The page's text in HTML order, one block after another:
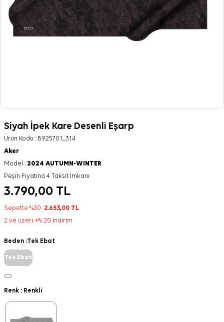
Siyah İpek Kare Desenli Eşarp
Ürün Kodu : 8925701_314
Aker
Model : 2024 AUTUMN-WINTER
Peşin Fiyatına 4 Taksit İmkanı
3.790,00 TL
Sepette %30 2.653,00 TL
2 ve üzeri +% 20 indirim
Beden :Tek Ebat
Tek Ebat
Renk : Renkli